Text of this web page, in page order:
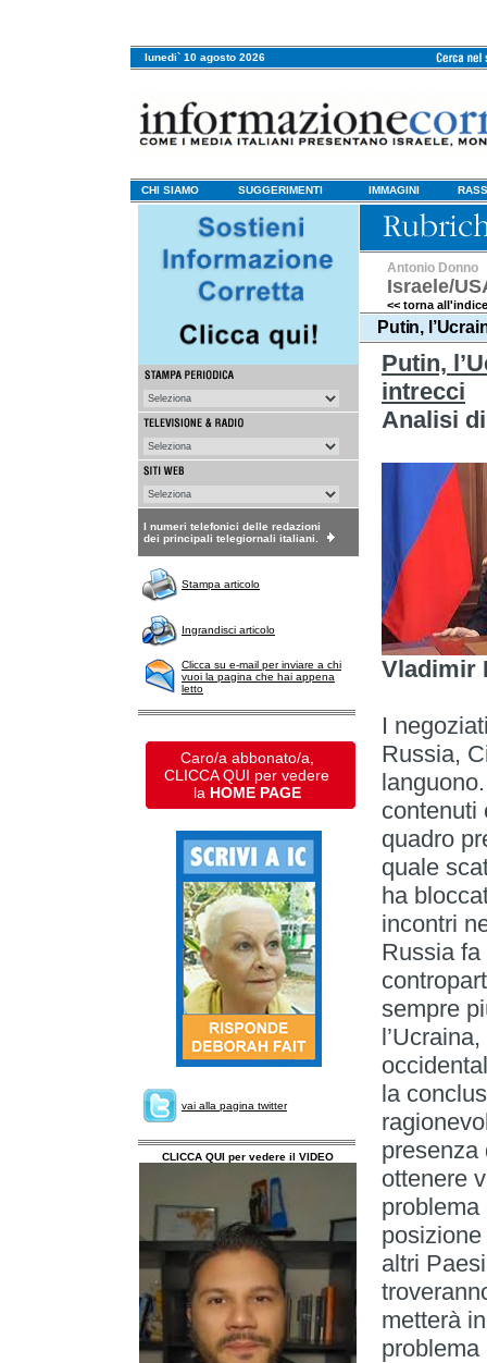
lunedi` 10 agosto 2026
CHI SIAMO SUGGERIMENTI IMMAGINI
I numeri telefonici delle redazioni
dei principali telegiornali italiani.
Stampa articolo
Ingrandisci articolo
Clicca su e-mail per inviare a chi
vuoi la pagina che hai appena
letto
Caro/a abbonato/a,
CLICCA QUI per vedere
la HOME PAGE
vai alla pagina twitter
CLICCA QUI per vedere il VIDEO
Antonio Donno
Israele/
<< torna
Putin,
Putin,
intrecci
Analisi
Vladimir
I
Russia,
contenuti
quadro
quale
ha
incontri
Russia
sempre
la
presenza
ottenere
problema
altri
metterà
problema